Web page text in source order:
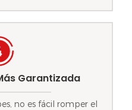
Garantizada
no es fácil romper el